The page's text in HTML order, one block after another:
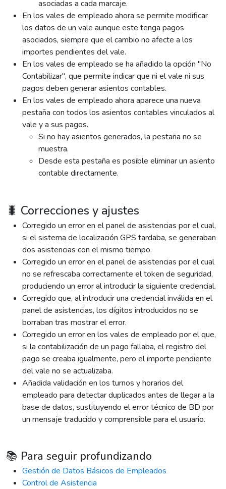
asociadas a cada marcaje.
En los vales de empleado ahora se permite modificar
los datos de un vale aunque este tenga pagos
asociados, siempre que el cambio no afecte a los
importes pendientes del vale.
En los vales de empleado se ha añadido la opción "No
Contabilizar", que permite indicar que ni el vale ni sus
pagos deben generar asientos contables.
En los vales de empleado ahora aparece una nueva
pestaña con todos los asientos contables vinculados al
vale y a sus pagos.
Si no hay asientos generados, la pestaña no se
muestra.
Desde esta pestaña es posible eliminar un asiento
contable directamente.
🐛 Correcciones y ajustes
Corregido un error en el panel de asistencias por el cual,
si el sistema de localización GPS tardaba, se generaban
dos asistencias con el mismo tiempo.
Corregido un error en el panel de asistencias por el cual
no se refrescaba correctamente el token de seguridad,
produciendo un error al introducir la siguiente credencial.
Corregido que, al introducir una credencial inválida en el
panel de asistencias, los dígitos introducidos no se
borraban tras mostrar el error.
Corregido un error en los vales de empleado por el que,
si la contabilización de un pago fallaba, el registro del
pago se creaba igualmente, pero el importe pendiente
del vale no se actualizaba.
Añadida validación en los turnos y horarios del
empleado para detectar duplicados antes de llegar a la
base de datos, sustituyendo el error técnico de BD por
un mensaje traducido y comprensible para el usuario.
📚 Para seguir profundizando
Gestión de Datos Básicos de Empleados
Control de Asistencia